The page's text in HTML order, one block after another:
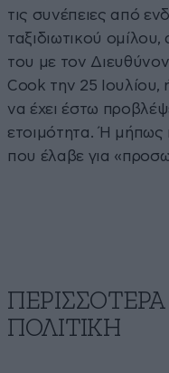
τις συνέπειες από
ταξιδιωτικού
του με τον
Cook την 25 Ιουλίου,
να έχει έστω
ετοιμότητα. Ή
που έλαβε για
ΠΟΛΙΤΙΚΗ